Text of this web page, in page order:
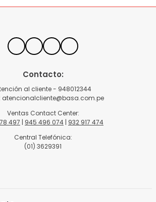
15L
Contacto:
al cliente - 948012344
atencionalcliente@basa.com.pe
Ventas Contact Center:
497 | 945 496 074 | 932 917 474
Central Telefónica:
(01) 3629391